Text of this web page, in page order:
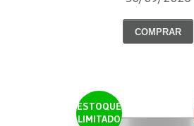
COMPRAR
ESTOQUE
LIMITADO